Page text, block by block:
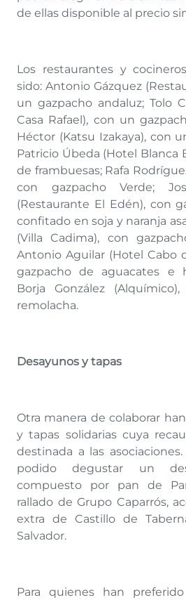
de ellas disponible al precio
Los restaurantes y
sido: Antonio Gázquez
un gazpacho andaluz; Tolo
Casa Rafael), con un
Héctor (Katsu Izakaya), con
Patricio Úbeda (Hotel Blanca
de frambuesas; Rafa
con gazpacho Verde;
(Restaurante El Edén), con
confitado en soja y naranja
(Villa Cadima), con
Antonio Aguilar (Hotel Cabo
gazpacho de aguacates e
Borja González
remolacha.
Desayunos y tapas
Otra manera de colaborar
y tapas solidarias cuya
destinada a las
podido degustar un
compuesto por pan de
rallado de Grupo Caparrós,
extra de Castillo de
Salvador.
Para quienes han